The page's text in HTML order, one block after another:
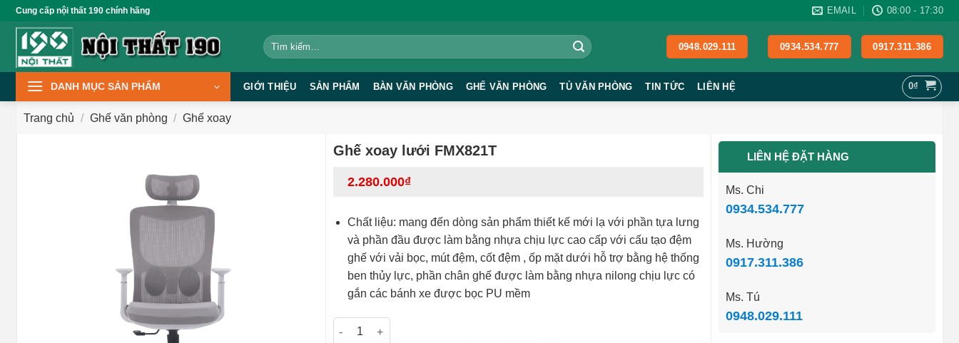
qua
dung
Cung cấp nội thất 190 chính hãng EMAIL 08:00 - 17:30
Tìm
kiếm:
0948.029.111 0934.534.777 0917.311.386
DANH MỤC SẢN PHẨM GIỚI THIỆU SẢN PHẨM BÀN VĂN PHÒNG GHẾ VĂN PHÒNG TỦ VĂN PHÒNG TIN TỨC LIÊN HỆ 0₫
Trang chủ / Ghế văn phòng / Ghế xoay
Ghế xoay lưới FMX821T
2.280.000₫
Chất liệu: mang đến dòng sản phẩm thiết kế mới lạ với phần tựa lưng
và phần đầu được làm bằng nhựa chịu lực cao cấp với cấu tạo đệm
ghế với vải bọc, mút đệm, cốt đệm , ốp mặt dưới hỗ trợ bằng hệ thống
ben thủy lực, phần chân ghế được làm bằng nhựa nilong chịu lực có
gắn các bánh xe được bọc PU mềm
Ghế xoay lưới FMX821T số lượng
LIÊN HỆ ĐẶT HÀNG
Ms. Chi
0934.534.777
Ms. Hường
0917.311.386
Ms. Tú
0948.029.111